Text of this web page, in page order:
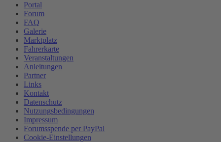
Portal
Forum
FAQ
Galerie
Marktplatz
Fahrerkarte
Veranstaltungen
Anleitungen
Partner
Links
Kontakt
Datenschutz
Nutzungsbedingungen
Impressum
Forumsspende per PayPal
Cookie-Einstellungen